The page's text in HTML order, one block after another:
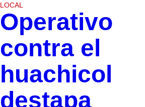
LOCAL
Operativo
contra el
huachicol
destapa